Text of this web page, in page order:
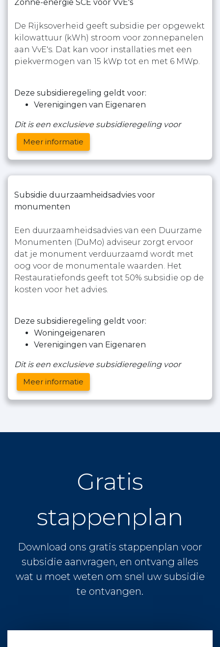
Zonne-energie SCE voor VvE's
De Rijksoverheid geeft subsidie per opgewekt
kilowattuur (kWh) stroom voor zonnepanelen
aan VvE's. Dat kan voor installaties met een
piekvermogen van 15 kWp tot en met 6 MWp.
Deze subsidieregeling geldt voor:
Verenigingen van Eigenaren
Dit is een exclusieve subsidieregeling voor
Meer informatie
Subsidie duurzaamheidsadvies voor
monumenten
Een duurzaamheidsadvies van een Duurzame
Monumenten (DuMo) adviseur zorgt ervoor
dat je monument verduurzaamd wordt met
oog voor de monumentale waarden. Het
Restauratiefonds geeft tot 50% subsidie op de
kosten voor het advies.
Deze subsidieregeling geldt voor:
Woningeigenaren
Verenigingen van Eigenaren
Dit is een exclusieve subsidieregeling voor
Meer informatie
Gratis
stappenplan
Download ons gratis stappenplan voor
subsidie aanvragen, en ontvang alles
wat u moet weten om snel uw subsidie
te ontvangen.